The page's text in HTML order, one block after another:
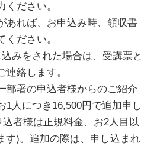
ください。
れば、お申込み時、領収書
ださい。
みをされた場合は、受講票と
絡します。
署の申込者様からのご紹介
1人につき16,500円で追加申し
者様は正規料金、お2人目以
す)。追加の際は、申し込まれ